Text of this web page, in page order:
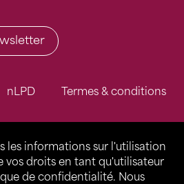
les informations sur l'utilisation
vos droits en tant qu'utilisateur
de confidentialité. Nous
nLPD Termes & conditions